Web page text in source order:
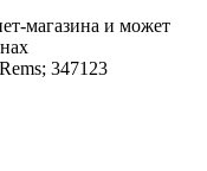
магазина и может
347123